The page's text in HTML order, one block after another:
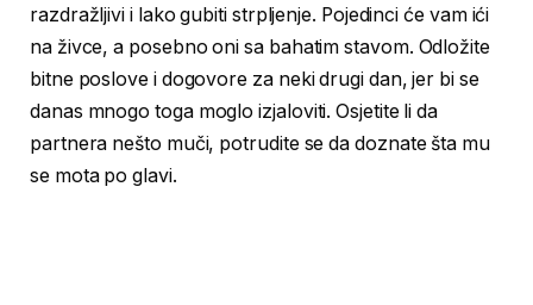
razdražljivi i lako gubiti strpljenje. Pojedinci će vam ići
na živce, a posebno oni sa bahatim stavom. Odložite
bitne poslove i dogovore za neki drugi dan, jer bi se
danas mnogo toga moglo izjaloviti. Osjetite li da
partnera nešto muči, potrudite se da doznate šta mu
se mota po glavi.